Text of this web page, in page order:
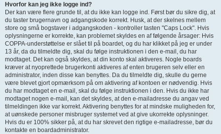
Hvorfor kan jeg ikke logge ind?
Der kan være flere grunde til, at du ikke kan logge ind. Først bør du sikre dig, at
du taster brugernavn og adgangskode korrekt. Husk, at der skelnes mellem
store og små bogstaver i adgangskoden - kontroller tasten "Caps Lock". Hvis
oplysningerne er korrekte, kan problemet skyldes en af følgende årsager: Hvis
COPPA-understøttelse er slået til på boardet, og du har klikket på jeg er under
13 år, da du tilmeldte dig, skal du følge instruktionen i den e-mail, du har
modtaget. Det kan også skyldes, at din konto skal aktiveres. Nogle boards
kræver at nyoprettede brugerkonti aktiveres af enten brugeren selv eller en
administrator, inden disse kan benyttes. Da du tilmeldte dig, skulle du gerne
være blevet gjort opmærksom på om aktivering af kontoen er nødvendig. Hvis
du har modtaget en e-mail, skal du følge instruktionen i den. Hvis du ikke har
modtaget nogen e-mail, kan det skyldes, at den e-mailadresse du angav ved
tilmeldingen ikke var korrekt. Aktivering benyttes for at mindske muligheden for,
at uønskede personer misbruger systemet ved at give ukorrekte oplysninger.
Hvis du er 100% sikker på, at du har skrevet den rigtige e-mailadresse, bør du
kontakte en boardadministrator.